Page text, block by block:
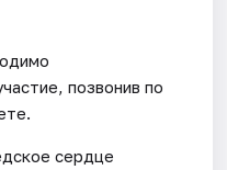
позвонив по
сердце